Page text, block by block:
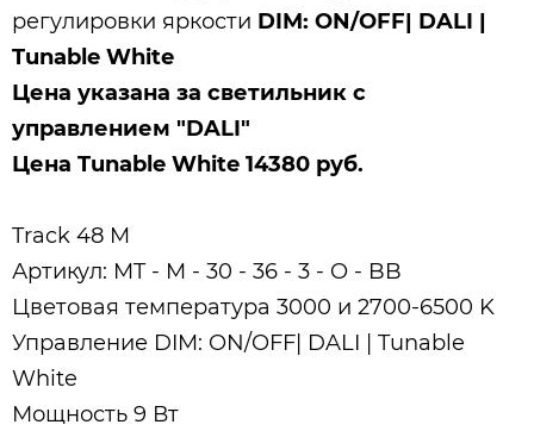
регулировки яркости DIM: ON/OFF| DALI |
Tunable White
Цена указана за светильник с
управлением "DALI"
Цена Tunable White 14380 руб.
Track 48 M
Артикул: MT - M - 30 - 36 - 3 - O - BB
Цветовая температура 3000 и 2700-6500 K
Управление DIM: ON/OFF| DALI | Tunable
White
Мощность 9 Вт